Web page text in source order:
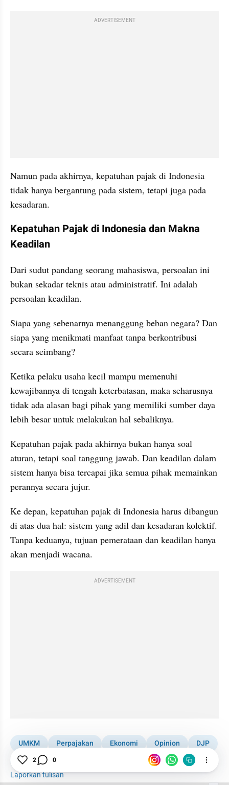
ADVERTISEMENT
Namun pada akhirnya, kepatuhan pajak di Indonesia
tidak hanya bergantung pada sistem, tetapi juga pada
kesadaran.
Kepatuhan Pajak di Indonesia dan Makna
Keadilan
Dari sudut pandang seorang mahasiswa, persoalan ini
bukan sekadar teknis atau administratif. Ini adalah
persoalan keadilan.
Siapa yang sebenarnya menanggung beban negara? Dan
siapa yang menikmati manfaat tanpa berkontribusi
secara seimbang?
Ketika pelaku usaha kecil mampu memenuhi
kewajibannya di tengah keterbatasan, maka seharusnya
tidak ada alasan bagi pihak yang memiliki sumber daya
lebih besar untuk melakukan hal sebaliknya.
Kepatuhan pajak pada akhirnya bukan hanya soal
aturan, tetapi soal tanggung jawab. Dan keadilan dalam
sistem hanya bisa tercapai jika semua pihak memainkan
perannya secara jujur.
Ke depan, kepatuhan pajak di Indonesia harus dibangun
di atas dua hal: sistem yang adil dan kesadaran kolektif.
Tanpa keduanya, tujuan pemerataan dan keadilan hanya
akan menjadi wacana.
ADVERTISEMENT
UMKM Perpajakan Ekonomi Opinion
DJP
Pajak
Indonesia
Laporkan tulisan
2 0